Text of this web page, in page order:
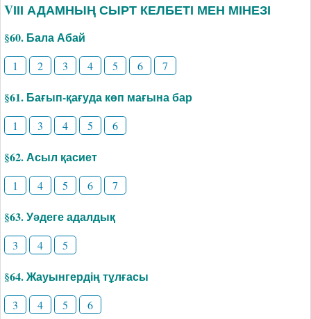
VІІІ АДАМНЫҢ СЫРТ КЕЛБЕТІ МЕН МІНЕЗІ
§60. Бала Абай
1 2 3 4 5 6 7
§61. Бағып-қағуда көп мағына бар
1 3 4 5 6
§62. Асыл қасиет
1 4 5 6 7
§63. Уәдеге адалдық
3 4 5
§64. Жауынгердің тұлғасы
3 4 5 6